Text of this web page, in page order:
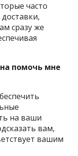
часто
сразу же
помочь мне
на ваши
вам,
вашим